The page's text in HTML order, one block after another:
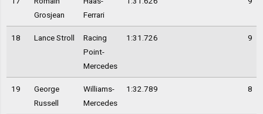
Grosjean
Ferrari
18 Lance Stroll
Racing
Point-
Mercedes
1:31.726 9
19
George
Russell
Williams-
Mercedes
1:32.789 8